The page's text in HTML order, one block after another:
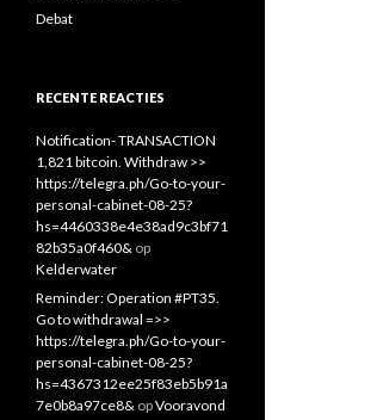
Debat
RECENTE REACTIES
Notification- TRANSACTION
1,821 bitcoin. Withdraw >>
https://telegra.ph/Go-to-your-
personal-cabinet-08-25?
hs=4460338e4e38ad9c3bf71
82b35a0f460& op
Kelderwater
Reminder: Operation #PT35.
Go to withdrawal =>>
https://telegra.ph/Go-to-your-
personal-cabinet-08-25?
hs=4367312ee25f83eb5b91a
7e0b8a97ce8& opVooravond